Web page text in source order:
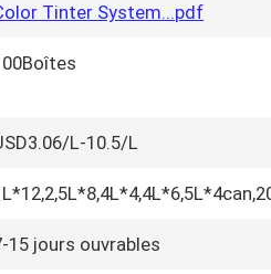
Tinter System...pdf
L-10.5/L
15 jours ouvrables